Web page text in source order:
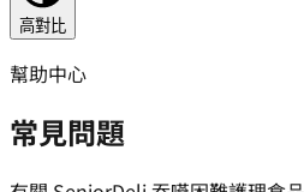
高對比
幫助中心
常見問題